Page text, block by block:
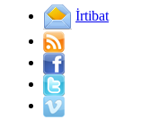
İrtibat